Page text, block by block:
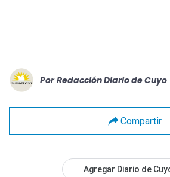
Por Redacción Diario de Cuyo
Compartir
Agregar Diario de